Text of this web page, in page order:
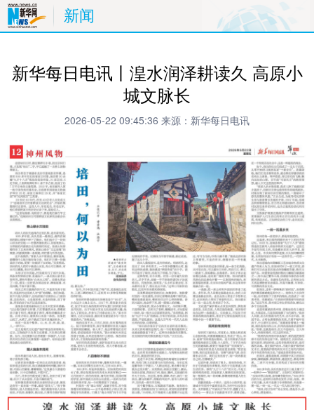
新闻
新华每日电讯丨湟水润泽耕读久 高原小
城文脉长
2026-05-22 09:45:36 来源：新华每日电讯